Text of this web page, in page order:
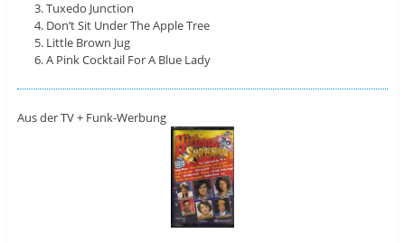
Tuxedo Junction
Don’t Sit Under The Apple Tree
Little Brown Jug
A Pink Cocktail For A Blue Lady
Aus der TV + Funk-Werbung